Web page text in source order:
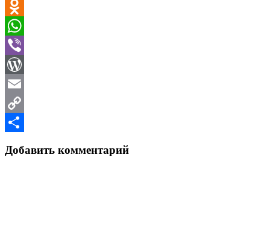
Telegram
Odnoklassniki
WhatsApp
Viber
WordPress
Email
Copy
Добавить комментарий